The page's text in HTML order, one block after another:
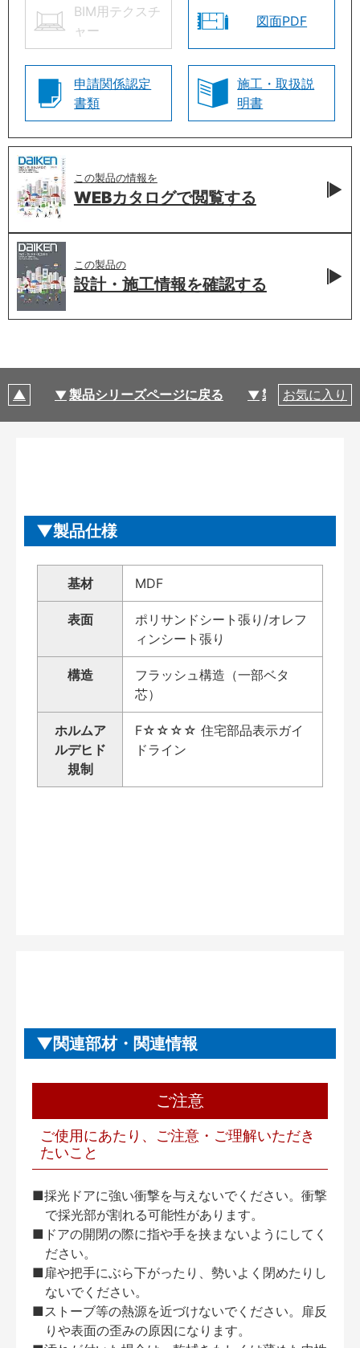
BIM用テクスチ
ャー
図面PDF
申請関係認定
書類
施工・取扱説
明書
この製品の情報を
WEBカタログで閲覧する
この製品の
設計・施工情報を確認する
製品シリーズページに戻る 製品仕様
お気に入り
製品仕様
基材 MDF
表面
ポリサンドシート張り/オレフ
ィンシート張り
構造
フラッシュ構造（一部ベタ
芯）
ホルムア
ルデヒド
規制
F☆☆☆☆ 住宅部品表示ガイ
ドライン
関連部材・関連情報
ご注意
ご使用にあたり、ご注意・ご理解いただき
たいこと
■採光ドアに強い衝撃を与えないでください。衝撃
で採光部が割れる可能性があります。
■ドアの開閉の際に指や手を挟まないようにしてく
ださい。
■扉や把手にぶら下がったり、勢いよく閉めたりし
ないでください。
■ストーブ等の熱源を近づけないでください。扉反
りや表面の歪みの原因になります。